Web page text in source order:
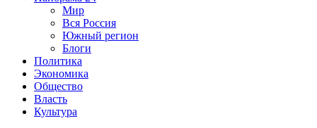
Мир
Вся Россия
Южный регион
Блоги
Политика
Экономика
Общество
Власть
Культура